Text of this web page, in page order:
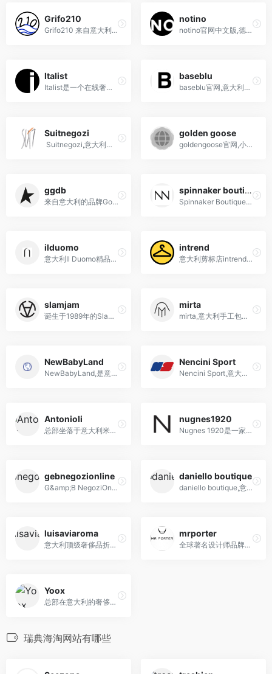
Grifo210
Grifo210 来自意大利，是一家多品牌商店，提供各种奢侈品牌的服装和配饰，风格精致优雅而又前卫。
notino
notino官网中文版,德国英国海...
Italist
Italist是一个在线奢侈时尚平台，提供正宗的意大利时尚设计师品牌，并且通过直接与品牌合作，提供更优惠的价格。
baseblu
baseblu官网,意大利高端精品买手店
Suitnegozi
Suitnegozi,意大利奢侈品电商海淘攻略购物
golden goose
goldengoose官网,小脏鞋ggdb,以"脏球鞋"而著名的意大利品牌GoldenGoose，也叫GGDB，全名是goldengoosedeluxebrand，嗯，就是加了deluxe的公然告知。设计师是一对来自意大利的CP，AlessandroGallo&amp;FrancescaRi...
ggdb
来自意大利的品牌Golden Goose,黄金鹅小脏鞋,脏脏鞋
spinnaker boutique
Spinnaker Boutique是来自意大利的时尚奢侈品买手店
ilduomo
意大利Il Duomo精品店是时尚爱好者和奢华与美丽爱好者的圣地
intrend
意大利剪标店intrend官网网址海淘购物-黄衣架maxmara剪标店网站地址maxmara剪标店就是maxmara独家奥特莱斯，基本可以理解成把领标减掉，然后贴上副牌DiffusioneTessile，剪标店的存在就是把库存货卖出去，同时又...
slamjam
诞生于1989年的Slam Jam，算是欧洲非常早就开始致力于潮流文化的商家，作为欧洲街头文化的先驱者，也因此成为各大品牌抢着联名的潮流商家
mirta
mirta,意大利手工包包手袋交易平台
NewBabyLand
NewBabyLand,是意大利的第一家婴幼儿和孕妇用品的在线商店
Nencini Sport
Nencini Sport,意大利体育服饰用品网站
Antonioli
总部坐落于意大利米兰的精品买手店
nugnes1920
Nugnes 1920是一家历史悠久的意大利时尚精品店，位于普利亚。
gebnegozionline
G&amp;B NegoziOnline是一家历史悠久的意大利买手店，旗下大牌众多
daniello boutique
daniello boutique,意大利潮牌店
luisaviaroma
意大利顶级奢侈品折扣电商，每月拥有超过五百万访客
mrporter
全球著名设计师品牌奢侈品折扣电商,由英国高档购物网站Net-A-Porter衍生出来的
Yoox
总部在意大利的奢侈品折扣电商，商品库中包含1000多个品牌
瑞典海淘网站有哪些